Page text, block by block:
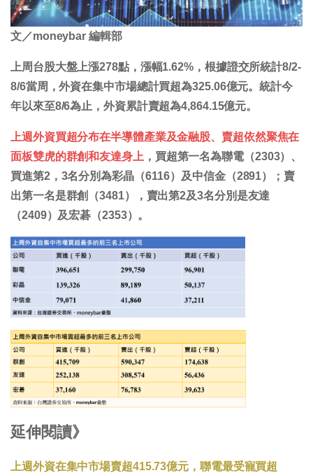
文／moneybar 編輯部
上周台股大盤上漲278點，漲幅1.62%，根據證交所統計8/2-
8/6當周，外資在集中市場總計買超為325.06億元。統計今
年以來至8/6為止，外資累計賣超為4,864.15億元。
上週外資買超分布在半導體產業及金融股、賣超依然聚焦在
面板雙虎的群創和友達身上 ，買超第一名為聯電（2303）、
買進第2，3名分別為彩晶（6116）及中信金（2891）；賣
出第一名是群創（3481），賣出第2及3名分別是友達
（2409）及宏碁（2353）。
延伸閱讀》
上週外資在集中市場賣超415.73億元，聯電最受寵買超